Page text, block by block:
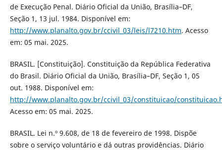
de Execução Penal. Diário Oficial da União, Brasília–DF,
Seção 1, 13 jul. 1984. Disponível em:
http://www.planalto.gov.br/ccivil_03/leis/l7210.htm. Acesso
em: 05 mai. 2025.
BRASIL. [Constituição]. Constituição da República Federativa
do Brasil. Diário Oficial da União, Brasília–DF, Seção 1, 05
out. 1988. Disponível em:
http://www.planalto.gov.br/ccivil_03/constituicao/
Acesso em: 05 mai. 2025.
BRASIL. Lei n.º 9.608, de 18 de fevereiro de 1998. Dispõe
sobre o serviço voluntário e dá outras providências. Diário